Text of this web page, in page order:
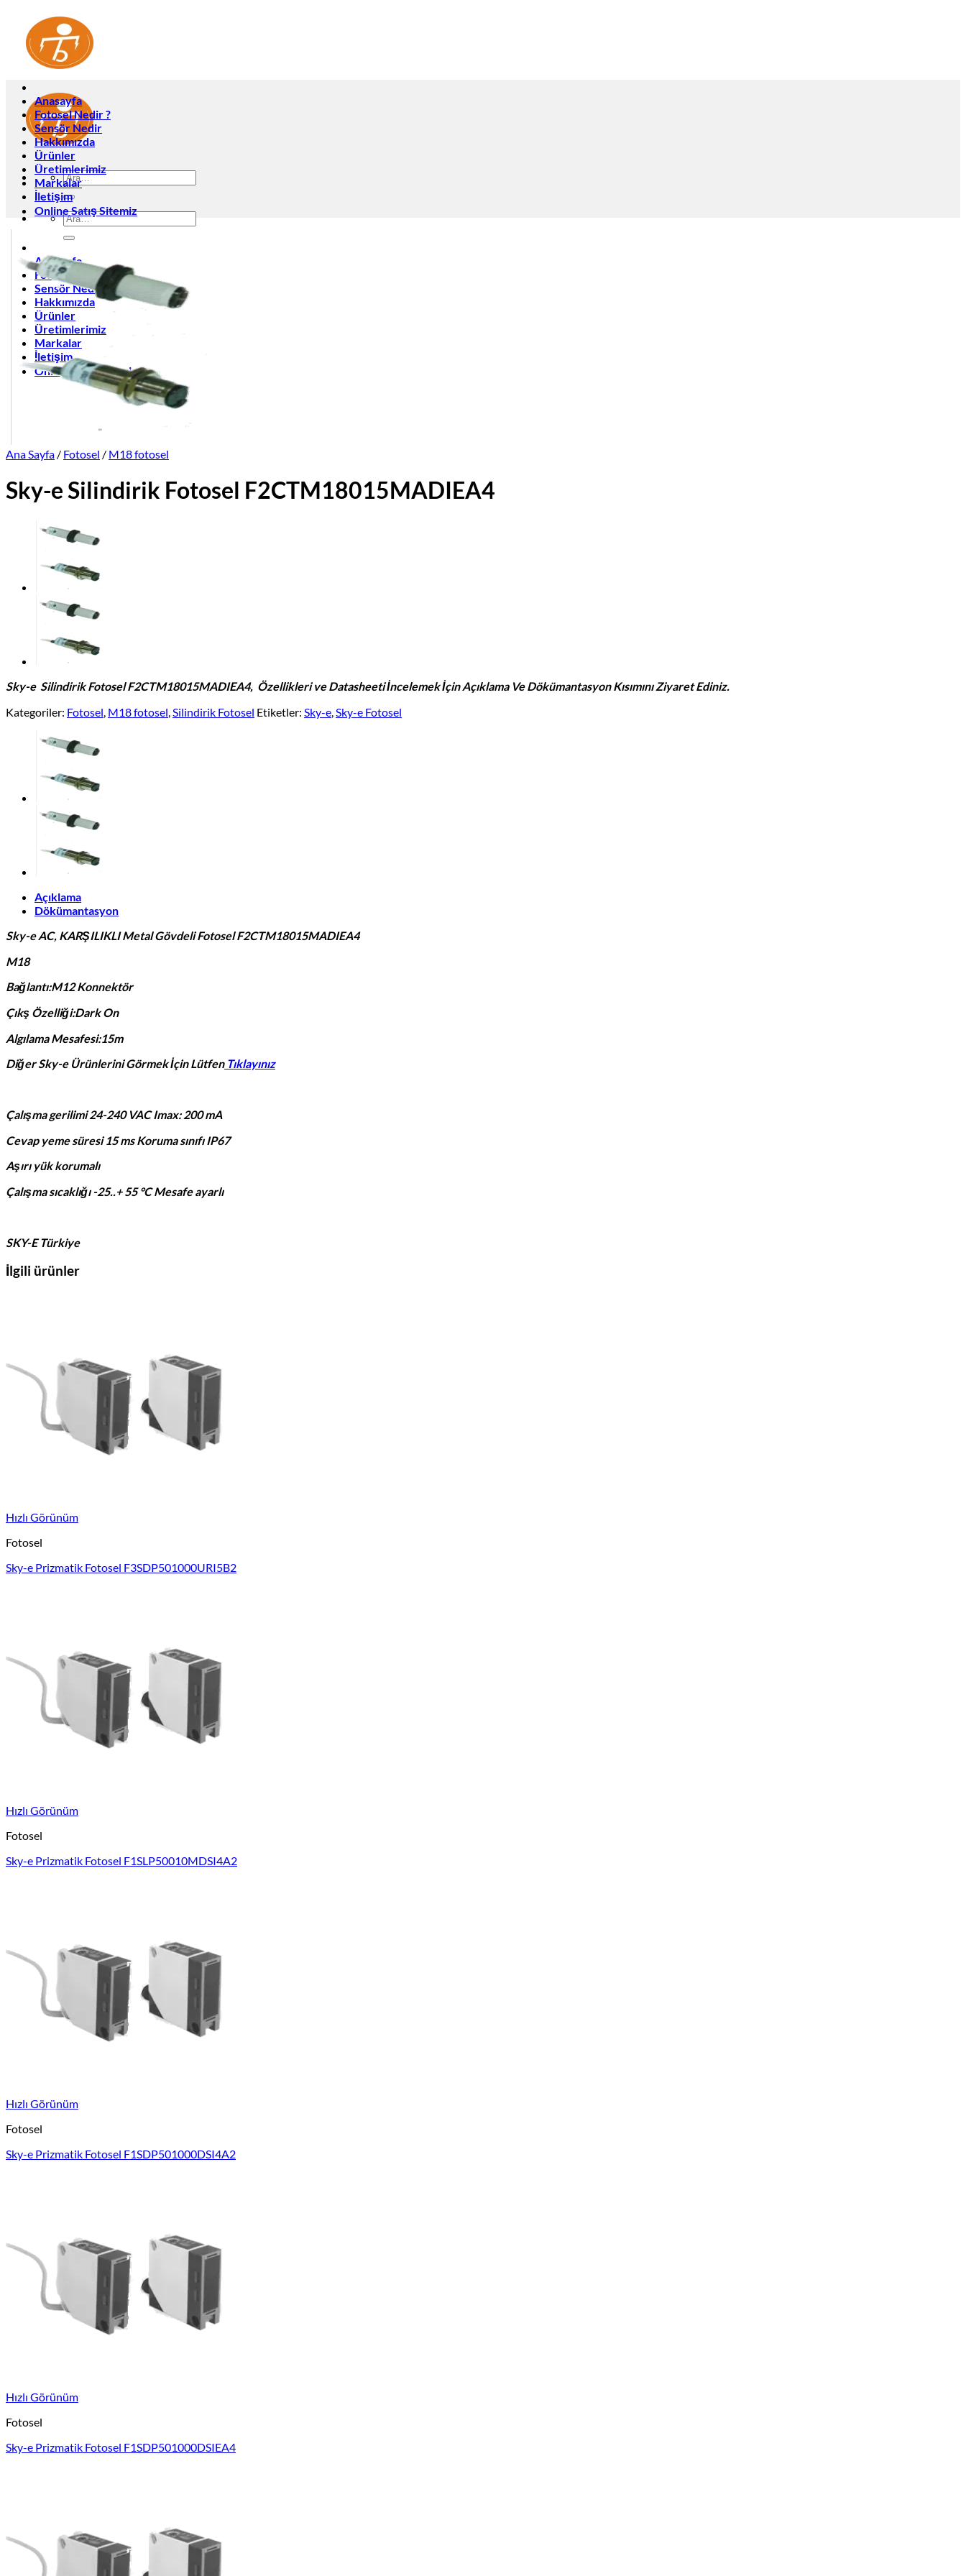
Ara:
Ara:
Anasayfa
Fotosel Nedir ?
Sensör Nedir
Hakkımızda
Ürünler
Üretimlerimiz
Markalar
İletişim
Online Satış Sitemiz
Anasayfa
Fotosel Nedir ?
Sensör Nedir
Hakkımızda
Ürünler
Üretimlerimiz
Markalar
İletişim
Online Satış Sitemiz
Ana Sayfa / Fotosel / M18 fotosel
Sky-e Silindirik Fotosel F2CTM18015MADIEA4
Sky-e Silindirik Fotosel F2CTM18015MADIEA4, Özellikleri ve Datasheeti İncelemek İçin Açıklama Ve Dökümantasyon Kısımını Ziyaret Ediniz.
Kategoriler: Fotosel, M18 fotosel,Silindirik Fotosel Etiketler: Sky-e,Sky-e Fotosel
Açıklama
Dökümantasyon
Sky-e AC, KARŞILIKLI Metal Gövdeli Fotosel F2CTM18015MADIEA4
M18
Bağlantı:M12 Konnektör
Çıkş Özelliği:Dark On
Algılama Mesafesi:15m
Diğer Sky-e Ürünlerini Görmek İçin LütfenTıklayınız
Çalışma gerilimi 24-240 VAC Imax: 200 mA
Cevap yeme süresi 15 ms Koruma sınıfı IP67
Aşırı yük korumalı
Çalışma sıcaklığı -25..+ 55 °C Mesafe ayarlı
SKY-E Türkiye
İlgili ürünler
Hızlı Görünüm
Fotosel
Sky-e Prizmatik Fotosel F3SDP501000URI5B2
Hızlı Görünüm
Fotosel
Sky-e Prizmatik Fotosel F1SLP50010MDSI4A2
Hızlı Görünüm
Fotosel
Sky-e Prizmatik Fotosel F1SDP501000DSI4A2
Hızlı Görünüm
Fotosel
Sky-e Prizmatik Fotosel F1SDP501000DSIEA4